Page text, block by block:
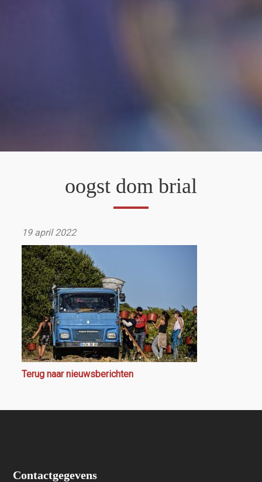
oogst dom brial
19 april 2022
Terug naar nieuwsberichten
Contactgegevens